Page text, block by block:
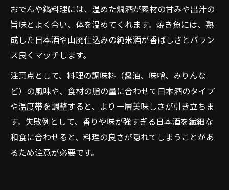
おでんや鍋料理には、温めた燗酒が素材の甘みや出汁の
旨味とよく合い、体を温めてくれます。焼き魚には、熟
成した日本酒や山廃仕込みの純米酒が香ばしさとバラン
ス良くマッチします。
注意点として、料理の調味料（醤油、味噌、みりんな
ど）の風味や、食材の脂の量に合わせて日本酒のタイプ
や温度帯を調整すると、より一層美味しさが引き立ちま
す。失敗例として、香りや味が強すぎる日本酒を繊細な
和食に合わせると、料理の良さが隠れてしまうことがあ
るため注意が必要です。